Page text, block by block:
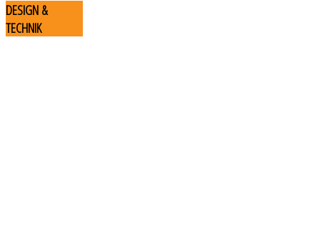
DESIGN &
TECHNIK